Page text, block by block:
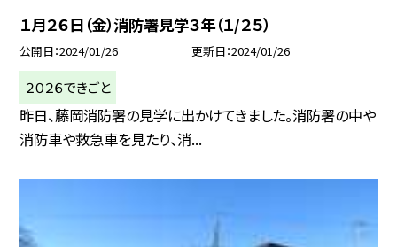
１月２６日（金）消防署見学３年（１/２５）
公開日 2024/01/26 更新日 2024/01/26
２０２６できごと
昨日、藤岡消防署の見学に出かけてきました。消防署の中や
消防車や救急車を見たり、消...